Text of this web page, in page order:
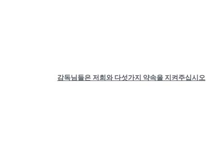
감독님들은 저희와 다섯가지 약속을 지켜주십시오